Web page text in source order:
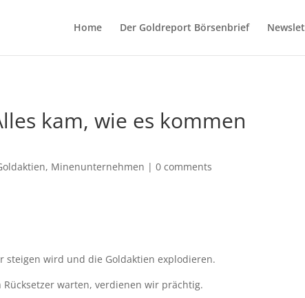
Home
Der Goldreport Börsenbrief
kam, wie es kommen
, Minenunternehmen |0 comments
steigen wird und die Goldaktien explodieren.
warten, verdienen wir prächtig.